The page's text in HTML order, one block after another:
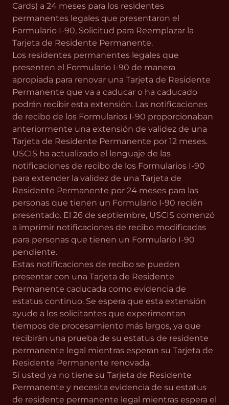
Cards) a 24 meses para los residentes
permanentes legales que presentaron el
Formulario I-90, Solicitud para Reemplazar la
Tarjeta de Residente Permanente.
Los residentes permanentes legales que
presenten el Formulario I-90 de manera
apropiada para renovar una Tarjeta de Residente
Permanente que va a caducar o ha caducado
podrán recibir esta extensión. Las notificaciones
de recibo de los Formularios I-90 proporcionaban
anteriormente una extensión de validez de una
Tarjeta de Residente Permanente por 12 meses.
USCIS ha actualizado el lenguaje de las
notificaciones de recibo de los Formularios I-90
para extender la validez de una Tarjeta de
Residente Permanente por 24 meses para las
personas que tienen un Formulario I-90 recién
presentado. El 26 de septiembre, USCIS comenzó
a imprimir notificaciones de recibo modificadas
para personas que tienen un Formulario I-90
pendiente.
Estas notificaciones de recibo se pueden
presentar con una Tarjeta de Residente
Permanente caducada como evidencia de
estatus continuo. Se espera que esta extensión
ayude a los solicitantes que experimentan
tiempos de procesamiento más largos, ya que
recibirán una prueba de su estatus de residente
permanente legal mientras esperan su Tarjeta de
Residente Permanente renovada.
Si usted ya no tiene su Tarjeta de Residente
Permanente y necesita evidencia de su estatus
de residente permanente legal mientras espera el